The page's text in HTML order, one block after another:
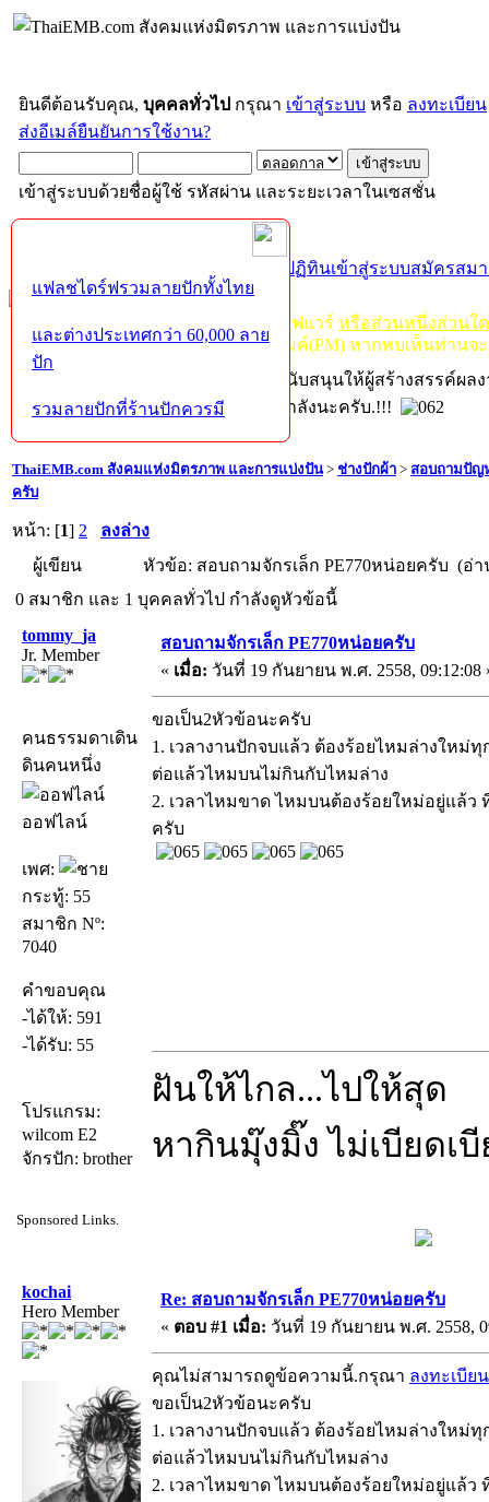
ยินดีต้อนรับคุณ, บุคคลทั่วไป กรุณา เข้าสู่ระบบ หรือ ลงทะเบียน
ส่งอีเมล์ยืนยันการใช้งาน?
เข้าสู่ระบบด้วยชื่อผู้ใช้ รหัสผ่าน และระยะเวลาในเซสชั่น
ปฏิทินเข้าสู่ระบบสมัครสม
กฏ-กติกา ห้ามจำหน่าย, จ่ายแจก ซอฟแวร์ หรือส่วนหนึ่งส่วนใ
ไม่ว่าจะเป็นทางหน้าบอร์ด หรือหลังไมค์(PM) หากพบเห็นท่านจ
หากท่านถูกในในผลงาน หรืออยากสนับสนุนให้ผู้สร้างสรรค์ผล
โปรดช่วยบริจาคให้ผู้จัดทำบ้างตามกำลังนะครับ.!!!
ThaiEMB.com สังคมแห่งมิตรภาพ และการแบ่งปัน> ช่างปักผ้า > สอบถามปัญ
ครับ
หน้า: [1] 2
ลงล่าง
ผู้เขียน
หัวข้อ: สอบถามจักรเล็ก PE770หน่อยครับ (อ่า
0 สมาชิก และ 1 บุคคลทั่วไป กำลังดูหัวข้อนี้
tommy_ja
Jr. Member
คนธรรมดาเดิน
ดินคนหนึ่ง
ออฟไลน์
เพศ:
กระทู้: 55
สมาชิก Nº:
7040
คำขอบคุณ
-ได้ให้: 591
-ได้รับ: 55
โปรแกรม:
wilcom E2
จักรปัก: brother
สอบถามจักรเล็ก PE770หน่อยครับ
« เมื่อ: วันที่ 19 กันยายน พ.ศ. 2558, 09:12:08
ขอเป็น2หัวข้อนะครับ
1. เวลางานปักจบแล้ว ต้องร้อยไหมล่างใหม่
ต่อแล้วไหมบนไม่กินกับไหมล่าง
2. เวลาไหมขาด ไหมบนต้องร้อยใหม่อยู่แล้
ครับ
ฝันให้ไกล...ไปให้สุด
หากินมุ๊งมิ๊ง ไม่เบียดเ
Sponsored Links.
kochai
Hero Member
Re: สอบถามจักรเล็ก PE770หน่อยครับ
« ตอบ #1 เมื่อ: วันที่ 19 กันยายน พ.ศ. 2558,
คุณไม่สามารถดูข้อความนี้.กรุณา ลงทะเบียน
ขอเป็น2หัวข้อนะครับ
1. เวลางานปักจบแล้ว ต้องร้อยไหมล่างใหม่
ต่อแล้วไหมบนไม่กินกับไหมล่าง
2. เวลาไหมขาด ไหมบนต้องร้อยใหม่อยู่แล้
แฟลชไดร์ฟรวมลายปักทั้งไทย
และต่างประเทศกว่า 60,000 ลาย
ปัก
รวมลายปักที่ร้านปักควรมี